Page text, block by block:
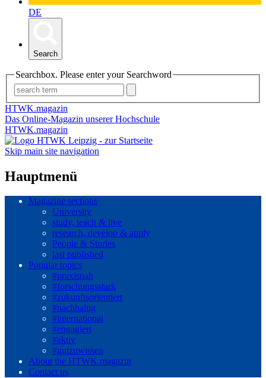
DE
Search
Searchbox. Please enter your Searchword
HTWK.magazin
Das Online-Magazin unserer Hochschule
HTWK.magazin
Skip main site navigation
Hauptmenü
Magazine sections
University
study, teach & live
research, develop & apply
People & Stories
last published
Popular topics
#praxisnah
#forschungsstark
#zukunftsorientiert
#nachhaltig
#international
#engagiert
#aktiv
#gutzuwissen
About the HTWK.magazin
Contact us